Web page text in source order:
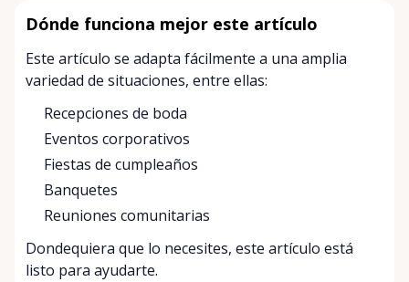
Dónde funciona mejor este artículo
Este artículo se adapta fácilmente a una amplia
variedad de situaciones, entre ellas:
Recepciones de boda
Eventos corporativos
Fiestas de cumpleaños
Banquetes
Reuniones comunitarias
Dondequiera que lo necesites, este artículo está
listo para ayudarte.